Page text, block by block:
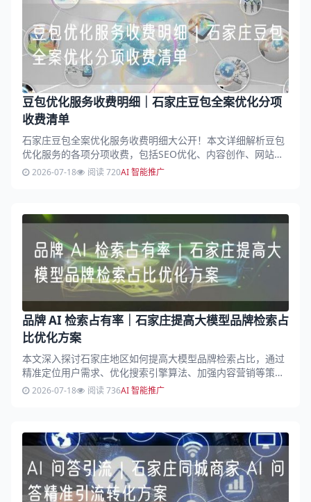
豆包优化服务收费明细｜石家庄豆包全案优化分项
收费清单
石家庄豆包全案优化服务收费明细大公开！本文详细解析豆包
优化服务的各项分项收费，包括SEO优化、内容创作、网站建
设等，助您清晰了解费用构成，做出明智选择。...
2026-07-18 阅读 720AI 智能推广
品牌 AI 检索占有率｜石家庄提高大模型品牌检索占
比优化方案
本文深入探讨石家庄地区如何提高大模型品牌检索占比，通过
精准定位用户需求、优化搜索引擎算法、加强内容营销等策
略，助力品牌提升AI检索占有率，增强市场竞争力。...
2026-07-18 阅读 736AI 智能推广